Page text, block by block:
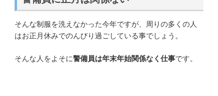
そんな制服を洗えなかった今年ですが、周りの多くの人
はお正月休みでのんびり過ごしている事でしょう。
そんな人をよそに警備員は年末年始関係なく仕事です。